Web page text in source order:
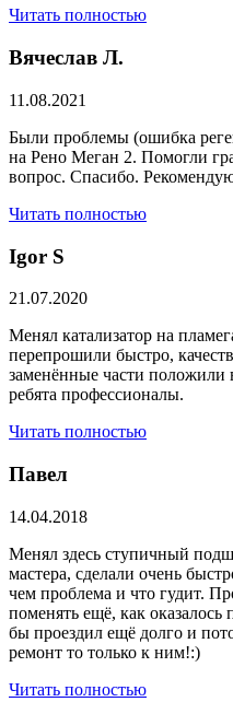
Читать полностью
Вячеслав Л.
11.08.2021
Были проблемы (ошибка
на Рено Меган 2. Помогли
вопрос. Спасибо.
Читать полностью
​Igor S
21.07.2020
Менял катализатор на
перепрошили быстро,
заменённые части
ребята профессионалы.
Читать полностью
Павел
14.04.2018
Менял здесь ступичный
мастера, сделали очень
чем проблема и что гудит.
поменять ещё, как оказалось
бы проездил ещё долго и
ремонт то только к ним!:)
Читать полностью